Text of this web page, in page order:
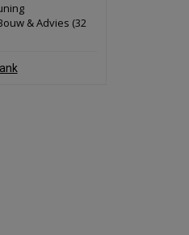
politiebureau
Voormalig
& Advies (32